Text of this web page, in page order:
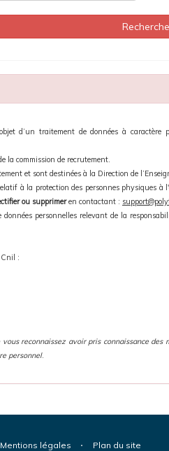
d’un traitement de données à
la commission de recrutement.
et sont destinées à la Direction de
à la protection des personnes physiques
ou supprimeren contactant :
personnelles relevant de la
:
reconnaissez avoir pris connaissance
personnel.
Mentions légales Plan du site